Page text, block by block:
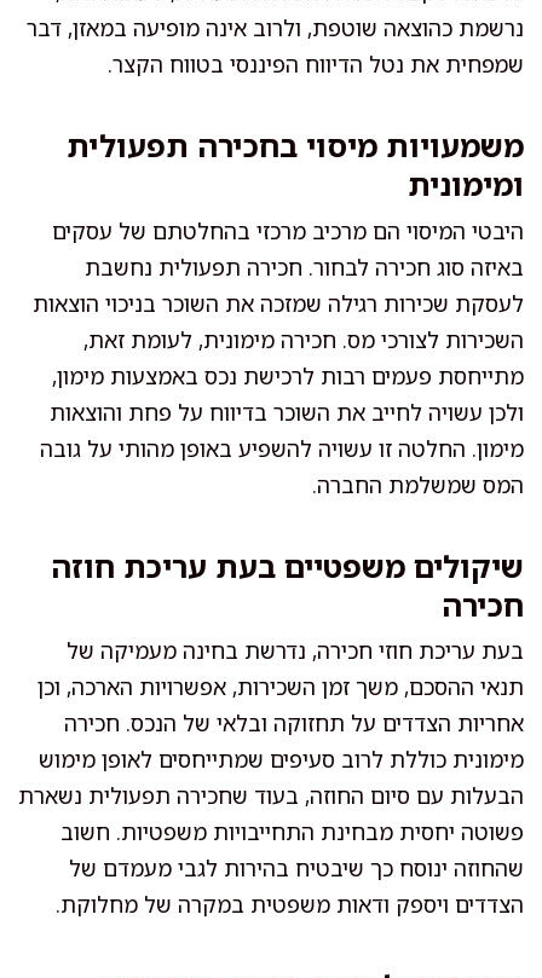
נרשמת כהוצאה שוטפת, ולרוב אינה מופיעה במאזן, דבר
שמפחית את נטל הדיווח הפיננסי בטווח הקצר.
משמעויות מיסוי בחכירה תפעולית
ומימונית
היבטי המיסוי הם מרכיב מרכזי בהחלטתם של עסקים
באיזה סוג חכירה לבחור. חכירה תפעולית נחשבת
לעסקת שכירות רגילה שמזכה את השוכר בניכוי הוצאות
השכירות לצורכי מס. חכירה מימונית, לעומת זאת,
מתייחסת פעמים רבות לרכישת נכס באמצעות מימון,
ולכן עשויה לחייב את השוכר בדיווח על פחת והוצאות
מימון. החלטה זו עשויה להשפיע באופן מהותי על גובה
המס שמשלמת החברה.
שיקולים משפטיים בעת עריכת חוזה
חכירה
בעת עריכת חוזי חכירה, נדרשת בחינה מעמיקה של
תנאי ההסכם, משך זמן השכירות, אפשרויות הארכה, וכן
אחריות הצדדים על תחזוקה ובלאי של הנכס. חכירה
מימונית כוללת לרוב סעיפים שמתייחסים לאופן מימוש
הבעלות עם סיום החוזה, בעוד שחכירה תפעולית נשארת
פשוטה יחסית מבחינת התחייבויות משפטיות. חשוב
שהחוזה ינוסח כך שיבטיח בהירות לגבי מעמדם של
הצדדים ויספק ודאות משפטית במקרה של מחלוקת.